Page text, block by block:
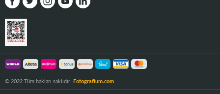
© 2022 Tüm hakları saklıdır. Fotografium.com